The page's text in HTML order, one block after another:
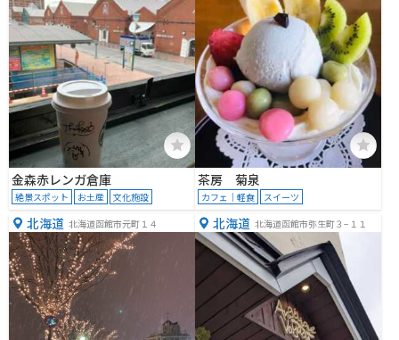
金森赤レンガ倉庫
絶景スポット お土産 文化施設
茶房 菊泉
カフェ｜軽食 スイーツ
北海道 北海道函館市元町１４ 北海道 北海道函館市弥生町３−１１